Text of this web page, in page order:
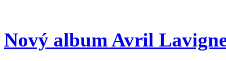
Nový album Avril